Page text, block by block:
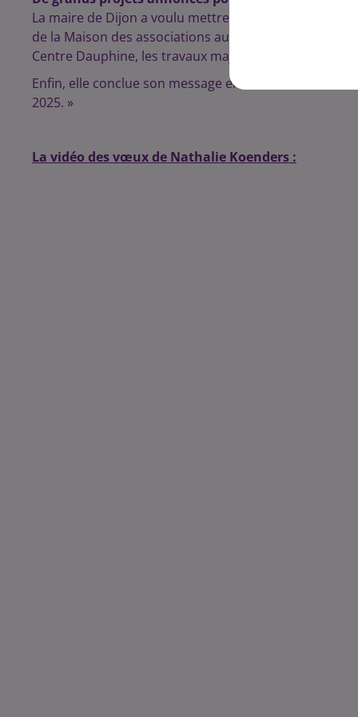
La maire de Dijon a voulu mettre en avant les
futurs
de la Maison des associations au réaménagement du
Centre Dauphine, les travaux majeurs à venir ont
Enfin, elle conclue son message en souhaitant aux «
2025. »
La vidéo des vœux de Nathalie Koenders :